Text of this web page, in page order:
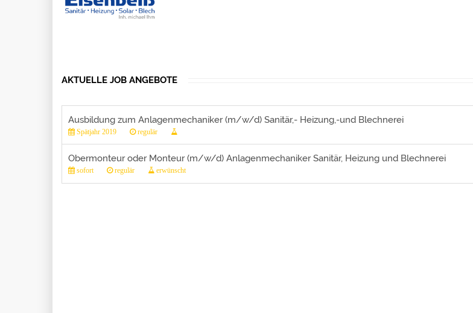
AKTUELLE JOB ANGEBOTE
Ausbildung zum Anlagenmechaniker (m/w/d) Sanitär,- Heizung,-und Blechnerei
Spätjahr 2019 regulär
Obermonteur oder Monteur (m/w/d) Anlagenmechaniker Sanitär, Heizung und Blechnerei
sofort regulär erwünscht